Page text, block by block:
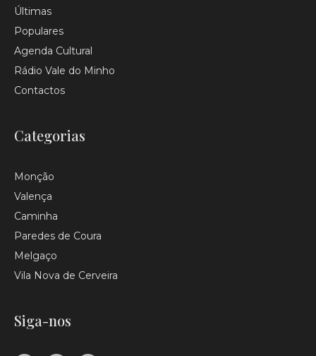
Últimas
Populares
Agenda Cultural
Rádio Vale do Minho
Contactos
Categorias
Monção
Valença
Caminha
Paredes de Coura
Melgaço
Vila Nova de Cerveira
Siga-nos